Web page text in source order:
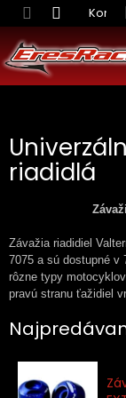
Prejsť
na
obsah
riadidlá
Závažia riadidiel
7075 a sú dostupné v
rôzne typy
pravú stranu ťažidiel